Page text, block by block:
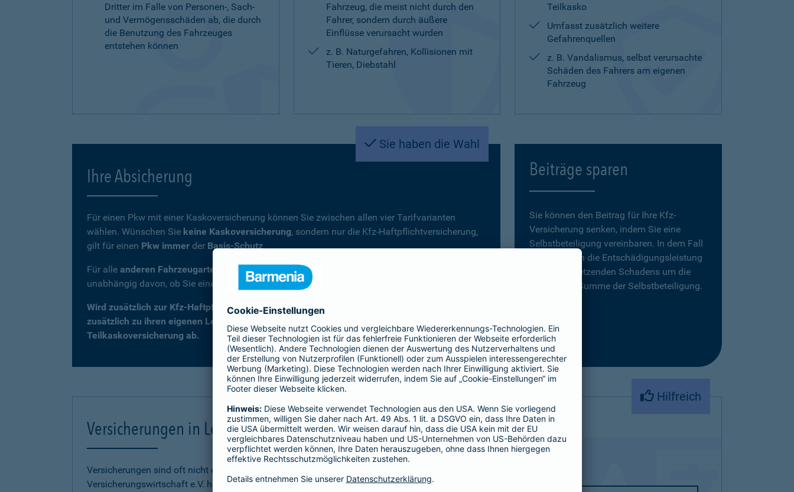
Dritter im Falle von Personen-, Sach-
und Vermögensschäden ab, die durch
die Benutzung des Fahrzeuges
entstehen können
Fahrzeug, die meist nicht durch den
Fahrer, sondern durch äußere
Einflüsse verursacht wurden
z. B. Naturgefahren, Kollisionen mit
Tieren, Diebstahl
Teilkasko
Umfasst zusätzlich weitere
Gefahrenquellen
z. B. Vandalismus, selbst verursachte
Schäden des Fahrers am eigenen
Fahrzeug
Sie haben die Wahl
Ihre Absicherung
Für einen Pkw mit einer Kaskoversicherung können Sie zwischen allen vier Tarifvarianten
wählen. Wünschen Sie keine Kaskoversicherung, sondern nur die Kfz-Haftpflichtversicherung,
gilt für einen Pkw immer der Basis-Schutz.
Für alle anderen Fahrzeugarten (z. B. Krafträder, Campingfahrzeuge) gilt immer der
unabhängig davon, ob Sie eine Kaskoversicherung wählen.
Wird zusätzlich zur Kfz-Haftpflicht eine Vollkaskoversicherung vereinbart, deckt diese –
zusätzlich zu ihren eigenen Leistungen – automatisch auch alle Leistungen der
Teilkaskoversicherung ab.
Beiträge sparen
Sie können den Beitrag für Ihre Kfz-
Versicherung senken, indem Sie eine
Selbstbeteiligung vereinbaren. In dem Fall
reduziert sich die Entschädigungsleistung
eines zu ersetzenden Schadens um die
vereinbarte Summe der Selbstbeteiligung.
Hilfreich
Versicherungen in Leichter Sprache erklärt
Versicherungen sind oft nicht einfach zu verstehen. Der Gesamtverband der Deutschen
Versicherungswirtschaft e.V. hat
Informationen in Leichter Sprache zu diversen Versicherungen